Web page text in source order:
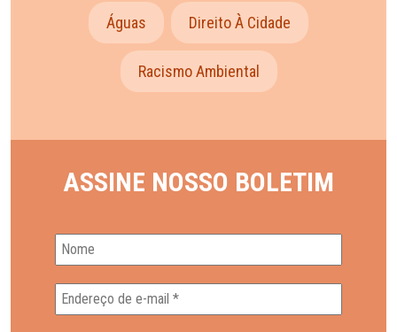
Águas Direito À Cidade
Racismo Ambiental
ASSINE NOSSO BOLETIM